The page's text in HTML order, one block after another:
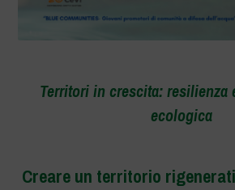
Territori in crescita: resilienza
ecologica
Creare un territorio